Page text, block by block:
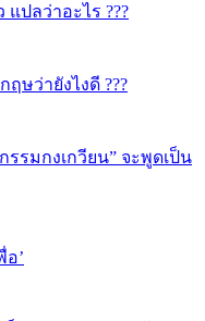
แปลว่าอะไร ???
ษว่ายังไงดี ???
รรมกงเกวียน” จะพูดเป็น
’